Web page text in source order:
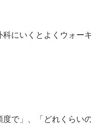
科にいくとよくウォー
で」、「どれくらい